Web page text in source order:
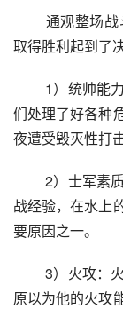
取得胜利起到了
们处理了好各种
夜遭受毁灭性打
2）士军素质：吴军有强大的海军，具有强烈的海上作
战经验，在水上
要原因之一。
3）火攻：火攻成为吴国最终获胜的关键手段。诸葛亮
原以为他的火攻